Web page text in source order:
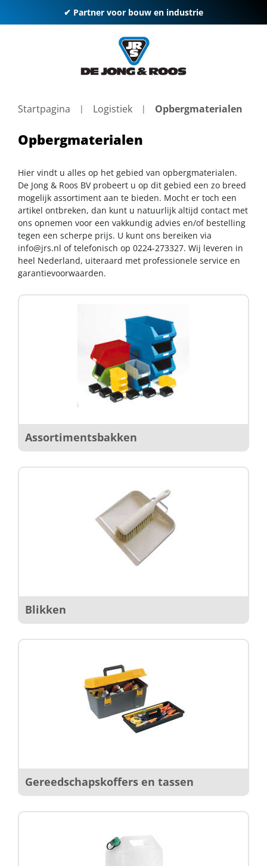
✔ Partner voor bouw en industrie
Startpagina Logistiek Opbergmaterialen
Opbergmaterialen
Hier vindt u alles op het gebied van opbergmaterialen.
De Jong & Roos BV probeert u op dit gebied een zo breed
mogelijk assortiment aan te bieden. Mocht er toch een
artikel ontbreken, dan kunt u natuurlijk altijd contact met
ons opnemen voor een vakkundig advies en/of bestelling
tegen een scherpe prijs. U kunt ons bereiken via
info@jrs.nl of telefonisch op 0224-273327. Wij leveren in
heel Nederland, uiteraard met professionele service en
garantievoorwaarden.
Assortimentsbakken
Blikken
Gereedschapskoffers en tassen